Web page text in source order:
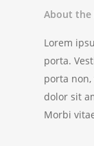
About the
Lorem
porta.
porta
dolor sit
Morbi